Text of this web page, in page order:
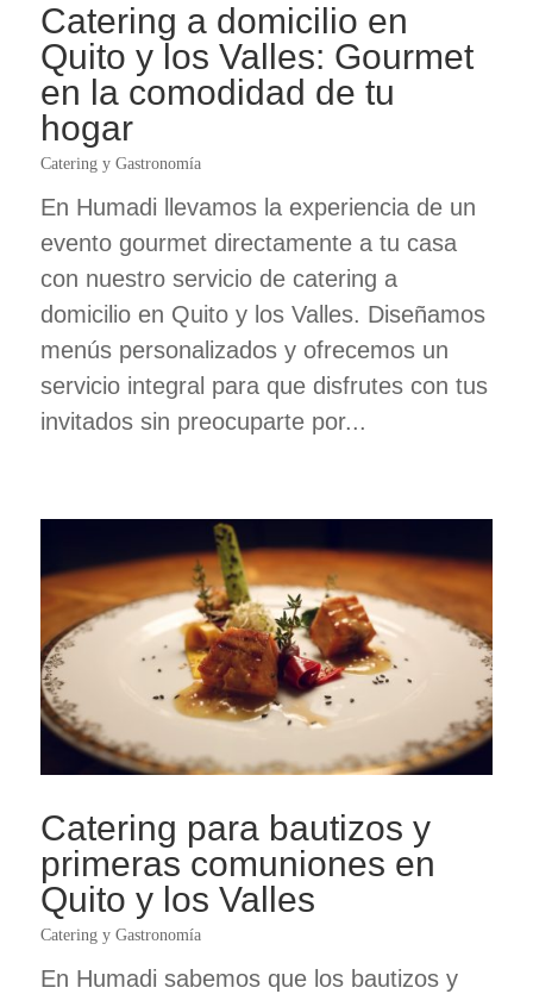
Catering a domicilio en
Quito y los Valles: Gourmet
en la comodidad de tu
hogar
Catering y Gastronomía
En Humadi llevamos la experiencia de un
evento gourmet directamente a tu casa
con nuestro servicio de catering a
domicilio en Quito y los Valles. Diseñamos
menús personalizados y ofrecemos un
servicio integral para que disfrutes con tus
invitados sin preocuparte por...
Catering para bautizos y
primeras comuniones en
Quito y los Valles
Catering y Gastronomía
En Humadi sabemos que los bautizos y